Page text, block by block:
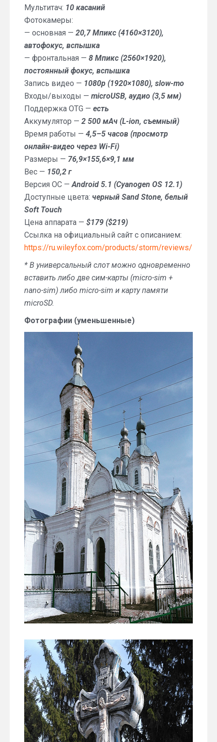
Мультитач: 10 касаний
Фотокамеры:
— основная — 20,7 Мпикс (4160×3120),
автофокус, вспышка
— фронтальная — 8 Мпикс (2560×1920),
постоянный фокус, вспышка
Запись видео — 1080p (1920×1080), slow-mo
Входы/выходы — microUSB, аудио (3,5 мм)
Поддержка OTG — есть
Аккумулятор — 2 500 мАч (L-ion, съемный)
Время работы — 4,5–5 часов (просмотр
онлайн-видео через Wi-Fi)
Размеры — 76,9×155,6×9,1 мм
Вес — 150,2 г
Версия ОС —Android 5.1 (Cyanogen OS 12.1)
Доступные цвета: черный Sand Stone, белый
Soft Touch
Цена аппарата — $179 ($219)
Ссылка на официальный сайт с описанием:
https://ru.wileyfox.com/products/storm/reviews/
* В универсальный слот можно одновременно
вставить либо две сим-карты (micro-sim +
nano-sim) либо micro-sim и карту памяти
microSD.
Фотографии (уменьшенные)